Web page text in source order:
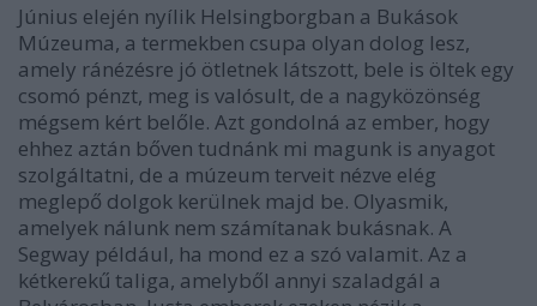
Június elején nyílik Helsingborgban a Bukások
Múzeuma, a termekben csupa olyan dolog lesz,
amely ránézésre jó ötletnek látszott, bele is öltek egy
csomó pénzt, meg is valósult, de a nagyközönség
mégsem kért belőle. Azt gondolná az ember, hogy
ehhez aztán bőven tudnánk mi magunk is anyagot
szolgáltatni, de a múzeum terveit nézve elég
meglepő dolgok kerülnek majd be. Olyasmik,
amelyek nálunk nem számítanak bukásnak. A
Segway például, ha mond ez a szó valamit. Az a
kétkerekű taliga, amelyből annyi szaladgál a